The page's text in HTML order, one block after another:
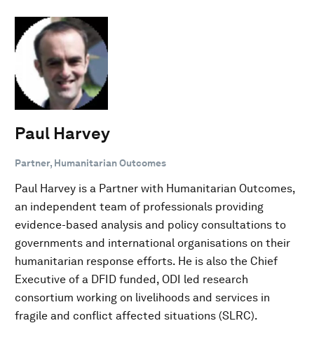
Paul Harvey
Partner, Humanitarian Outcomes
Paul Harvey is a Partner with Humanitarian Outcomes,
an independent team of professionals providing
evidence-based analysis and policy consultations to
governments and international organisations on their
humanitarian response efforts. He is also the Chief
Executive of a DFID funded, ODI led research
consortium working on livelihoods and services in
fragile and conflict affected situations (SLRC).